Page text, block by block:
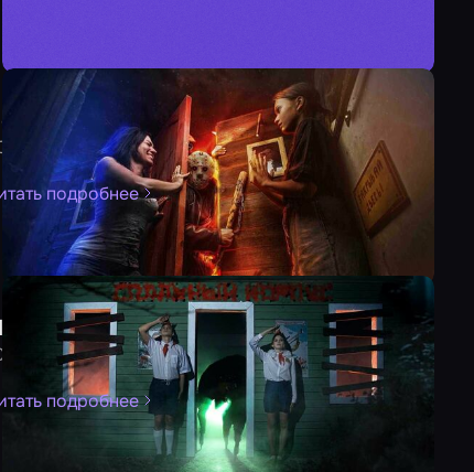
сентября 2023 4 минуты Редакция
августа от 31.08.2023
новых квестов ждут вашей игры
подробнее
июня 20234 минуты Редакция
новички от 31.05.2023
новых квестов и перформансов ждут вашей игры
подробнее